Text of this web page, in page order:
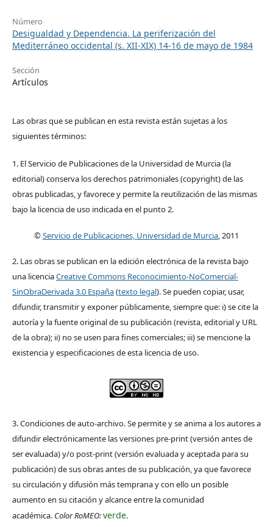
Número
Desigualdad y Dependencia. La periferización del
Mediterráneo occidental (s. XII-XIX) 14-16 de mayo de 1984
Sección
Artículos
Las obras que se publican en esta revista están sujetas a los
siguientes términos:
1. El Servicio de Publicaciones de la Universidad de Murcia (la
editorial) conserva los derechos patrimoniales (copyright) de las
obras publicadas, y favorece y permite la reutilización de las mismas
bajo la licencia de uso indicada en el punto 2.
©Servicio de Publicaciones, Universidad de Murcia, 2011
2. Las obras se publican en la edición electrónica de la revista bajo
una licenciaCreative Commons Reconocimiento-NoComercial-
SinObraDerivada 3.0 España(texto legal). Se pueden copiar, usar,
difundir, transmitir y exponer públicamente, siempre que: i) se cite la
autoría y la fuente original de su publicación (revista, editorial y URL
de la obra); ii) no se usen para fines comerciales; iii) se mencione la
existencia y especificaciones de esta licencia de uso.
3. Condiciones de auto-archivo. Se permite y se anima a los autores a
difundir electrónicamente las versiones pre-print (versión antes de
ser evaluada) y/o post-print (versión evaluada y aceptada para su
publicación) de sus obras antes de su publicación, ya que favorece
su circulación y difusión más temprana y con ello un posible
aumento en su citación y alcance entre la comunidad
académica. Color RoMEO:verde.